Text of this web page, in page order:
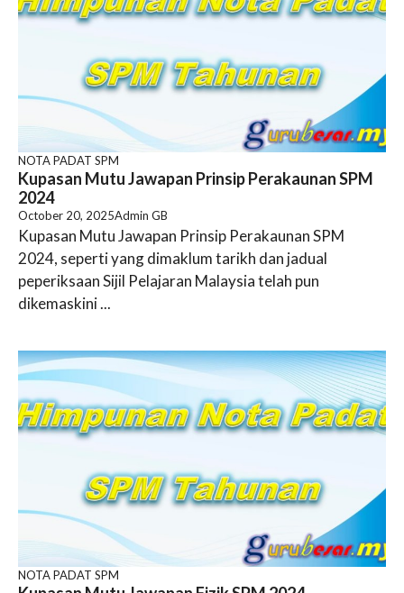
NOTA PADAT SPM
Kupasan Mutu Jawapan Prinsip Perakaunan SPM
2024
October 20, 2025Admin GB
Kupasan Mutu Jawapan Prinsip Perakaunan SPM
2024, seperti yang dimaklum tarikh dan jadual
peperiksaan Sijil Pelajaran Malaysia telah pun
dikemaskini ...
NOTA PADAT SPM